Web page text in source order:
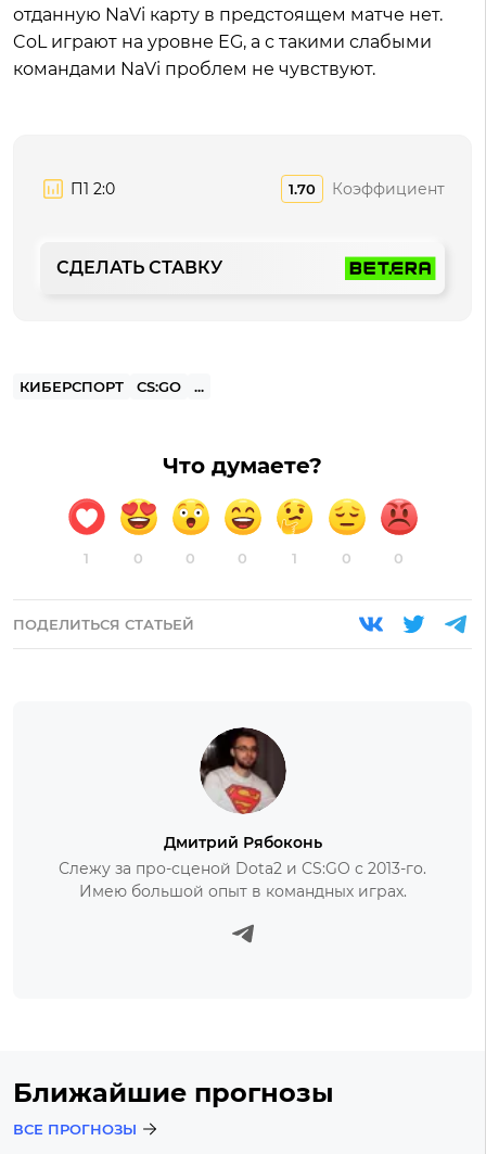
отданную NaVi карту в предстоящем матче нет.
CoL играют на уровне EG, а с такими слабыми
командами NaVi проблем не чувствуют.
П1 2:0 1.70 Коэффициент
СДЕЛАТЬ СТАВКУ
КИБЕРСПОРТ CS:GO ...
Что думаете?
1 0 0 0 1 0 0
ПОДЕЛИТЬСЯ СТАТЬЕЙ
Дмитрий Рябоконь
Слежу за про-сценой Dota2 и CS:GO с 2013-го.
Имею большой опыт в командных играх.
Ближайшие прогнозы
ВСЕ ПРОГНОЗЫ